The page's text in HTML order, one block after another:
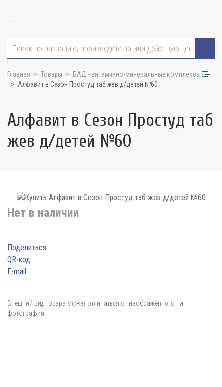
Главная Товары
БАД - витаминно-минеральные комплексы
Алфавит в Сезон Простуд таб жев д/детей №60
Алфавит в Сезон Простуд таб
жев д/детей №60
Нет в наличии
Поделиться
QR-код
E-mail
Внешний вид товара может отличаться от изображённого на
фотографии